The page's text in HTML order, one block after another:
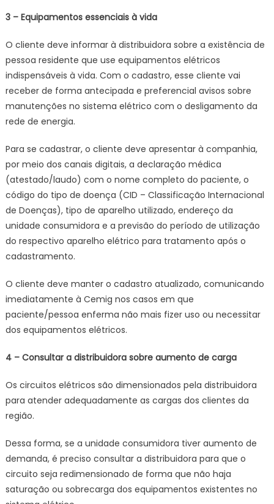
3 – Equipamentos essenciais à vida
O cliente deve informar à distribuidora sobre a existência de
pessoa residente que use equipamentos elétricos
indispensáveis à vida. Com o cadastro, esse cliente vai
receber de forma antecipada e preferencial avisos sobre
manutenções no sistema elétrico com o desligamento da
rede de energia.
Para se cadastrar, o cliente deve apresentar à companhia,
por meio dos canais digitais, a declaração médica
(atestado/laudo) com o nome completo do paciente, o
código do tipo de doença (CID – Classificação Internacional
de Doenças), tipo de aparelho utilizado, endereço da
unidade consumidora e a previsão do período de utilização
do respectivo aparelho elétrico para tratamento após o
cadastramento.
O cliente deve manter o cadastro atualizado, comunicando
imediatamente à Cemig nos casos em que
paciente/pessoa enferma não mais fizer uso ou necessitar
dos equipamentos elétricos.
4 – Consultar a distribuidora sobre aumento de carga
Os circuitos elétricos são dimensionados pela distribuidora
para atender adequadamente as cargas dos clientes da
região.
Dessa forma, se a unidade consumidora tiver aumento de
demanda, é preciso consultar a distribuidora para que o
circuito seja redimensionado de forma que não haja
saturação ou sobrecarga dos equipamentos existentes no